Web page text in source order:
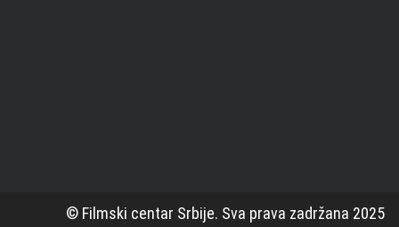
© Filmski centar Srbije. Sva prava zadržana 2025